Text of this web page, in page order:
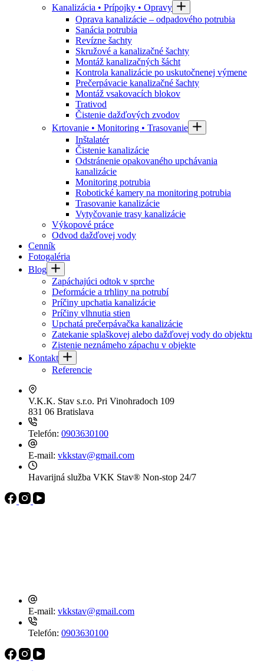
Kanalizácia • Prípojky • Opravy
Oprava kanalizácie – odpadového potrubia
Sanácia potrubia
Revízne šachty
Skružové a kanalizačné šachty
Montáž kanalizačných šácht
Kontrola kanalizácie po uskutočnenej výmene
Prečerpávacie kanalizačné šachty
Montáž vsakovacích blokov
Trativod
Čistenie dažďových zvodov
Krtovanie • Monitoring • Trasovanie
Inštalatér
Čistenie kanalizácie
Odstránenie opakovaného upchávania
kanalizácie
Monitoring potrubia
Robotické kamery na monitoring potrubia
Trasovanie kanalizácie
Vytyčovanie trasy kanalizácie
Výkopové práce
Odvod dažďovej vody
Cenník
Fotogaléria
Blog
Zapáchajúci odtok v sprche
Deformácie a trhliny na potrubí
Príčiny upchatia kanalizácie
Príčiny vlhnutia stien
Upchatá prečerpávačka kanalizácie
Zatekanie splaškovej alebo dažďovej vody do objektu
Zistenie neznámeho zápachu v objekte
Kontakt
Referencie
V.K.K. Stav s.r.o. Pri Vinohradoch 109
831 06 Bratislava
Telefón: 0903630100
E-mail: vkkstav@gmail.com
Havarijná služba VKK Stav® Non-stop 24/7
E-mail: vkkstav@gmail.com
Telefón: 0903630100